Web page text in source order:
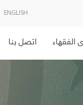
ENGLISH
الفقهاء اتصل بنا